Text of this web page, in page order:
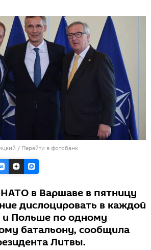
/ Перейти в фотобанк
в Варшаве в пятницу
дислоцировать в каждой
и Польше по одному
батальону, сообщила
Литвы.